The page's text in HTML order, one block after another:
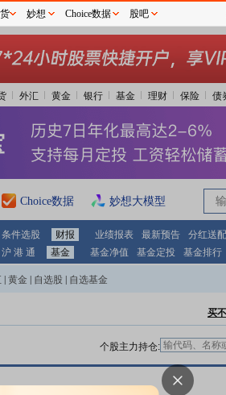
外汇 黄金 银行 基金 理财 保险 债
Choice数据 妙想大模型
条件选股 财报 业绩报表 最新预告 分红送配
沪 港 通 基金 基金净值 基金定投 基金排行
黄金 自选股 自选基金
买
个股主力持仓:
妙想 Choice数据 股吧